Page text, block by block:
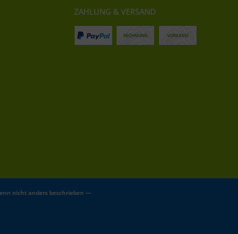
ZAHLUNG & VERSAND
nicht anders beschrieben —